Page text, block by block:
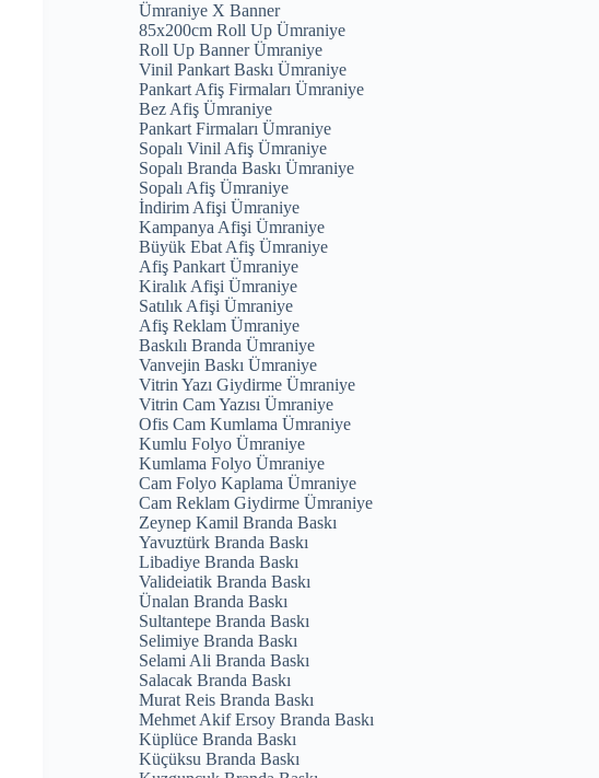
Ümraniye X Banner
85x200cm Roll Up Ümraniye
Roll Up Banner Ümraniye
Vinil Pankart Baskı Ümraniye
Pankart Afiş Firmaları Ümraniye
Bez Afiş Ümraniye
Pankart Firmaları Ümraniye
Sopalı Vinil Afiş Ümraniye
Sopalı Branda Baskı Ümraniye
Sopalı Afiş Ümraniye
İndirim Afişi Ümraniye
Kampanya Afişi Ümraniye
Büyük Ebat Afiş Ümraniye
Afiş Pankart Ümraniye
Kiralık Afişi Ümraniye
Satılık Afişi Ümraniye
Afiş Reklam Ümraniye
Baskılı Branda Ümraniye
Vanvejin Baskı Ümraniye
Vitrin Yazı Giydirme Ümraniye
Vitrin Cam Yazısı Ümraniye
Ofis Cam Kumlama Ümraniye
Kumlu Folyo Ümraniye
Kumlama Folyo Ümraniye
Cam Folyo Kaplama Ümraniye
Cam Reklam Giydirme Ümraniye
Zeynep Kamil Branda Baskı
Yavuztürk Branda Baskı
Libadiye Branda Baskı
Valideiatik Branda Baskı
Ünalan Branda Baskı
Sultantepe Branda Baskı
Selimiye Branda Baskı
Selami Ali Branda Baskı
Salacak Branda Baskı
Murat Reis Branda Baskı
Mehmet Akif Ersoy Branda Baskı
Küplüce Branda Baskı
Küçüksu Branda Baskı